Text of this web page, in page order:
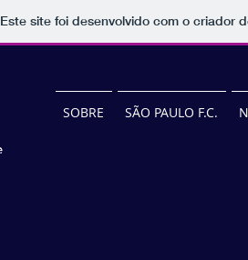
Este site foi desenvolvido com o criador
SOBRE SÃO PAULO F.C.